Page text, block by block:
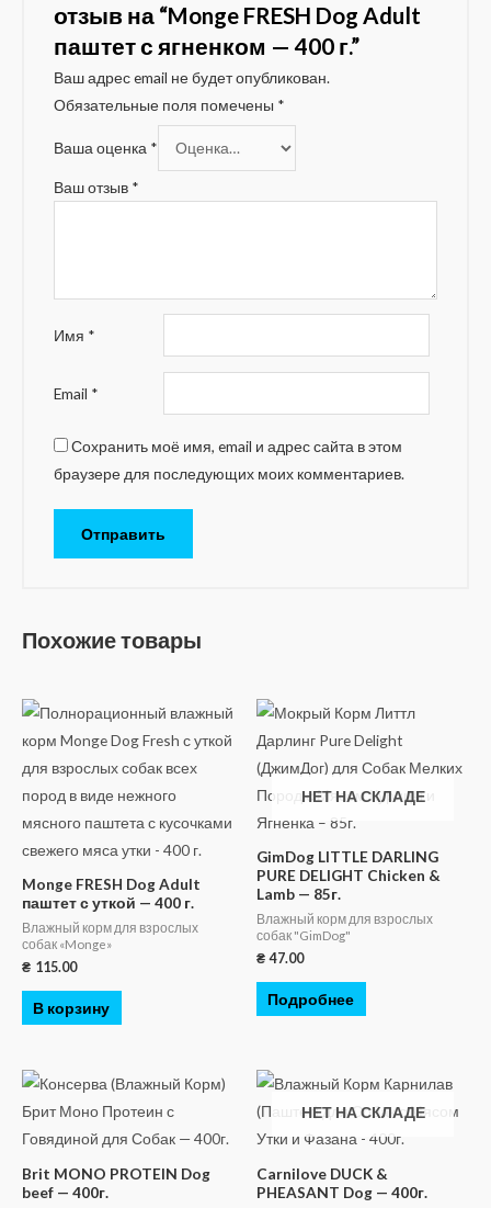
отзыв на “Monge FRESH Dog Adult
паштет с ягненком — 400 г.”
Ваш адрес email не будет опубликован.
Обязательные поля помечены *
Ваша оценка *
Ваш отзыв *
Имя *
Email *
Сохранить моё имя, email и адрес сайта в этом
браузере для последующих моих комментариев.
Похожие товары
Monge FRESH Dog Adult
паштет с уткой — 400 г.
Влажный корм для взрослых
собак «Monge»
₴ 115.00
В корзину
НЕТ НА СКЛАДЕ
GimDog LITTLE DARLING
PURE DELIGHT Chicken &
Lamb — 85г.
Влажный корм для взрослых
собак "GimDog"
₴ 47.00
Подробнее
Brit MONO PROTEIN Dog
beef — 400г.
НЕТ НА СКЛАДЕ
Carnilove DUCK &
PHEASANT Dog — 400г.